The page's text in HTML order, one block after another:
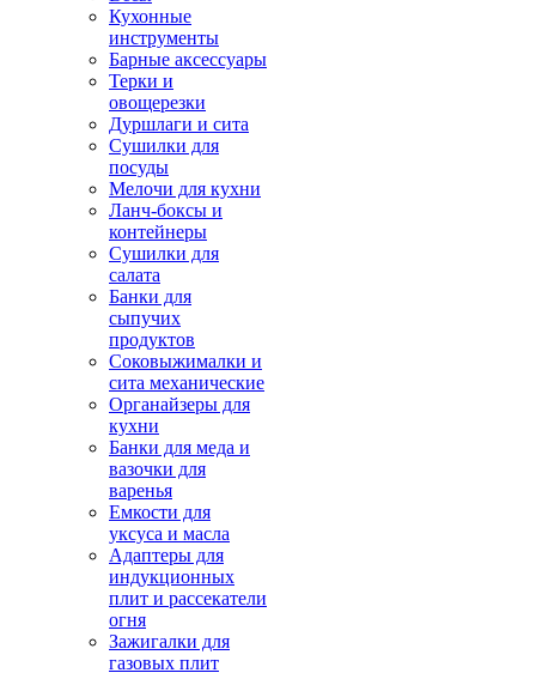
Кухонные
инструменты
Барные аксессуары
Терки и
овощерезки
Дуршлаги и сита
Сушилки для
посуды
Мелочи для кухни
Ланч-боксы и
контейнеры
Сушилки для
салата
Банки для
сыпучих
продуктов
Соковыжималки и
сита механические
Органайзеры для
кухни
Банки для меда и
вазочки для
варенья
Емкости для
уксуса и масла
Адаптеры для
индукционных
плит и рассекатели
огня
Зажигалки для
газовых плит